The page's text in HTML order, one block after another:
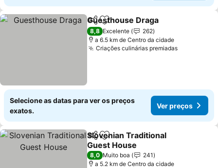
PartilharAdicionar aos favoritos
Guesthouse Draga
8,8 Excelente
262
a 6.5 km de Centro da cidade
Criações culinárias premiadas
Selecione as datas para ver os preços
exatos.
Ver preços
PartilharAdicionar aos favoritos
Slovenian Traditional
Guest House
8,0 Muito boa
241
a 5.2 km de Centro da cidade